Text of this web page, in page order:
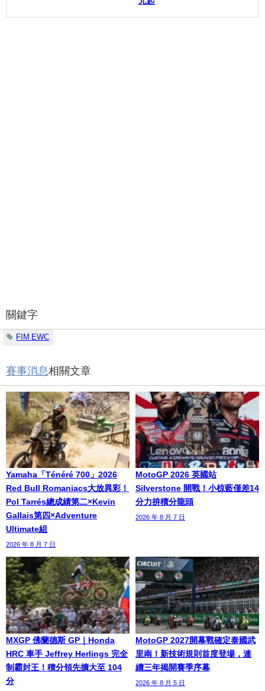
關鍵字
FIM EWC
賽事消息相關文章
Yamaha「Ténéré 700」2026
Red Bull Romaniacs大放異彩！
Pol Tarrés總成績第二×Kevin
Gallais第四×Adventure
Ultimate組
2026 年 8 月 7 日
MotoGP 2026 英國站
Silverstone 開戰！小椋藍僅差14
分力拚積分龍頭
2026 年 8 月 7 日
MXGP 佛蘭德斯 GP｜Honda
HRC 車手 Jeffrey Herlings 完全
制霸封王！積分領先擴大至 104
分
MotoGP 2027開幕戰確定泰國武
里南！新技術規則首度登場，連
續三年揭開賽季序幕
2026 年 8 月 5 日